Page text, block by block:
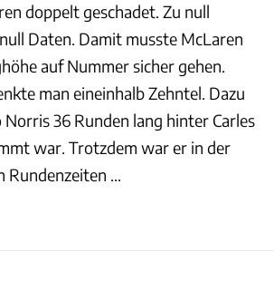
doppelt geschadet. Zu null
Daten. Damit musste McLaren
auf Nummer sicher gehen.
man eineinhalb Zehntel. Dazu
Norris 36 Runden lang hinter Carles
war. Trotzdem war er in der
Rundenzeiten ...